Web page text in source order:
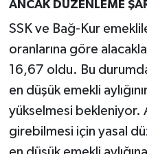
ANCAK DÜZENLEME
SSK ve Bağ-Kur
oranlarına göre
16,67 oldu. Bu
en düşük emekli
yükselmesi bekleniyor.
girebilmesi için yasal